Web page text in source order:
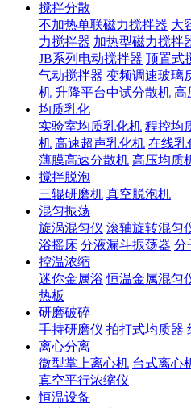
搅拌分散
不加热单联磁力搅拌器 大
力搅拌器 加热型磁力搅拌
JB系列电动搅拌器 顶置式
气动搅拌器 变频调速玻璃
机 升降平台中试分散机 高
均质乳化
实验室均质乳化机 程控均
机 高速超声乳化机 在线乳
薄膜高速分散机 高压均质
搅拌脱泡
三辊研磨机 真空脱泡机
混匀振荡
旋涡混匀仪 滚轴旋转混匀
浴摇床 分液漏斗振荡器 分
控温浓缩
迷你金属浴 恒温金属混匀
热板
研磨破碎
手持研磨仪 拍打式均质器
离心分离
微型掌上离心机 台式离心
真空平行浓缩仪
恒温设备